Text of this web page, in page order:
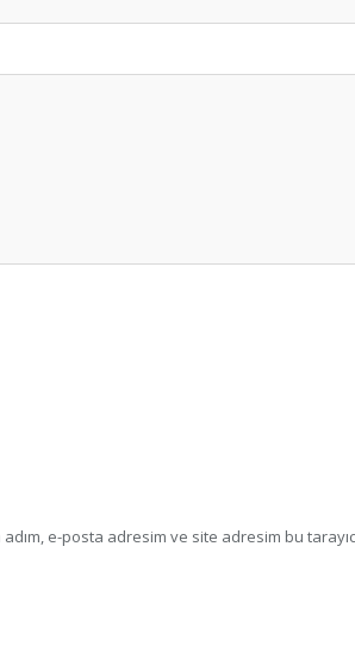
e-posta adresim ve site adresim bu